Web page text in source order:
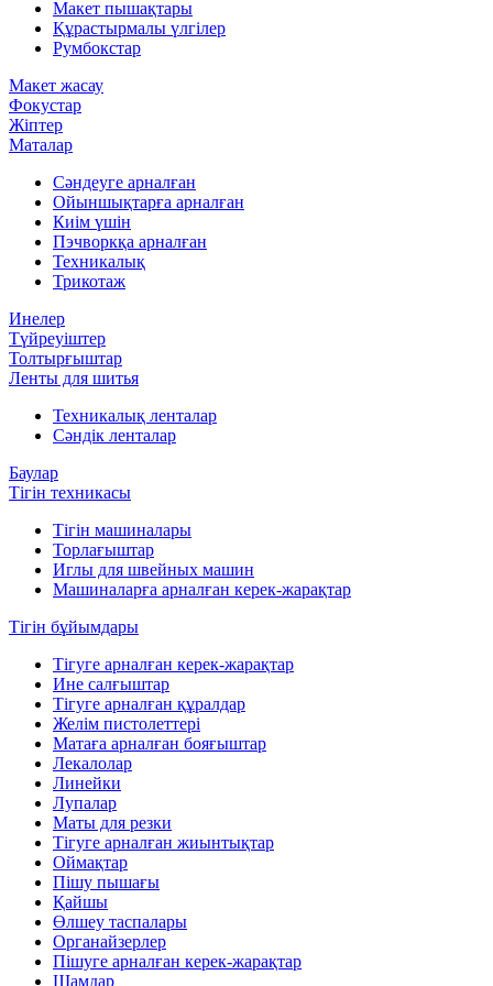
Макет пышақтары
Құрастырмалы үлгілер
Румбокстар
Макет жасау
Фокустар
Жіптер
Маталар
Сәндеуге арналған
Ойыншықтарға арналған
Киім үшін
Пэчворкқа арналған
Техникалық
Трикотаж
Инелер
Түйреуіштер
Толтырғыштар
Ленты для шитья
Техникалық ленталар
Сәндік ленталар
Баулар
Тігін техникасы
Тігін машиналары
Торлағыштар
Иглы для швейных машин
Машиналарға арналған керек-жарақтар
Тігін бұйымдары
Тігуге арналған керек-жарақтар
Ине салғыштар
Тігуге арналған құралдар
Желім пистолеттері
Матаға арналған бояғыштар
Лекалолар
Линейки
Лупалар
Маты для резки
Тігуге арналған жиынтықтар
Оймақтар
Пішу пышағы
Қайшы
Өлшеу таспалары
Органайзерлер
Пішуге арналған керек-жарақтар
Шамдар